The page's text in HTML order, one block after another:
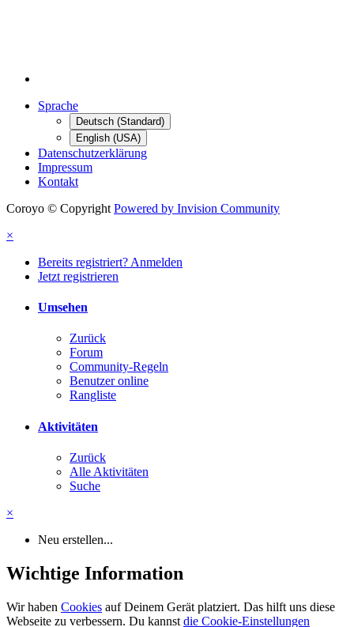
Sprache
Deutsch (Standard)
English (USA)
Datenschutzerklärung
Impressum
Kontakt
Coroyo © Copyright Powered by Invision Community
×
Bereits registriert? Anmelden
Jetzt registrieren
Umsehen
Zurück
Forum
Community-Regeln
Benutzer online
Rangliste
Aktivitäten
Zurück
Alle Aktivitäten
Suche
×
Neu erstellen...
Wichtige Information
Wir haben Cookies auf Deinem Gerät platziert. Das hilft uns diese
Webseite zu verbessern. Du kannst die Cookie-Einstellungen